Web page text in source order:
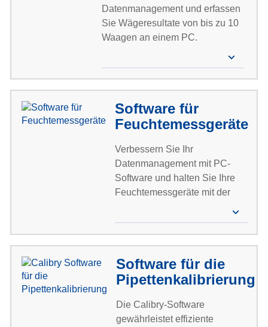
Datenmanagement und erfassen
Sie Wägeresultate von bis zu 10
Waagen an einem PC.
Software für
Feuchtemessgeräte
Verbessern Sie Ihr
Datenmanagement mit PC-
Software und halten Sie Ihre
Feuchtemessgeräte mit der
dem neuesten Stand
Software für die
Pipettenkalibrierung
Die Calibry-Software
gewährleistet effiziente